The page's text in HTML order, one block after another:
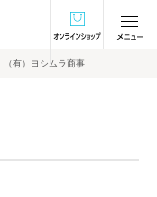
オンラインショ
（有）ヨシムラ商事